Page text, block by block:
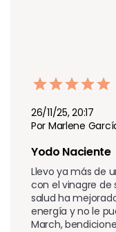
26/11/25, 20:17
Por Marlene
Yodo Naciente
Llevo ya más de
con el vinagre de
salud ha
energía y no le
March,